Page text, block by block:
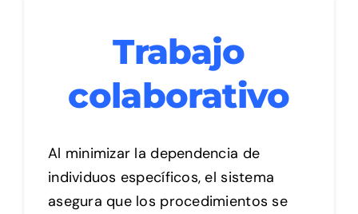
Trabajo
colaborativo
Al minimizar la dependencia de
individuos específicos, el sistema
asegura que los procedimientos se